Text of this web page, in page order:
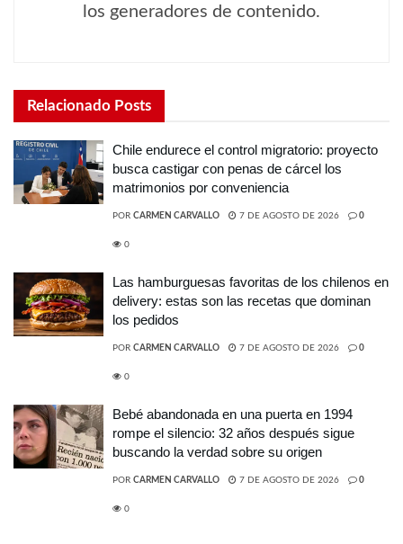
los generadores de contenido.
Relacionado Posts
Chile endurece el control migratorio: proyecto
busca castigar con penas de cárcel los
matrimonios por conveniencia
POR CARMEN CARVALLO 7 DE AGOSTO DE 2026 0
0
Las hamburguesas favoritas de los chilenos en
delivery: estas son las recetas que dominan
los pedidos
POR CARMEN CARVALLO 7 DE AGOSTO DE 2026 0
0
Bebé abandonada en una puerta en 1994
rompe el silencio: 32 años después sigue
buscando la verdad sobre su origen
POR CARMEN CARVALLO 7 DE AGOSTO DE 2026 0
0